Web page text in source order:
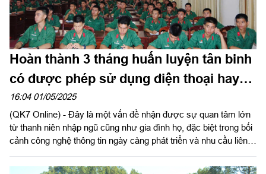
Hoàn thành 3 tháng huấn luyện tân binh
có được phép sử dụng điện thoại hay
không?
16:04 01/05/2025
(QK7 Online) - Đây là một vấn đề nhận được sự quan tâm lớn
từ thanh niên nhập ngũ cũng như gia đình họ, đặc biệt trong bối
cảnh công nghệ thông tin ngày càng phát triển và nhu cầu liên
điện thoại trong môi trường quân đội không chỉ phụ thuộc vào